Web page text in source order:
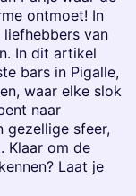
ontmoet! In
van
In dit artikel
bars in Pigalle,
waar elke slok
naar
gezellige sfeer,
Klaar om de
Laat je